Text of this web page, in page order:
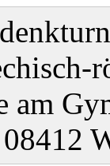
am